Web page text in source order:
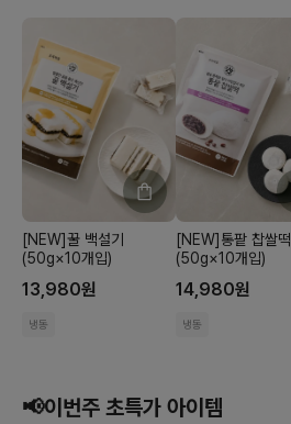
[NEW]꿀 백설기
(50g×10개입)
13,980원
냉동
[NEW]통팥 찹쌀떡
(50g×10개입)
14,980원
냉동
📢이번주 초특가 아이템